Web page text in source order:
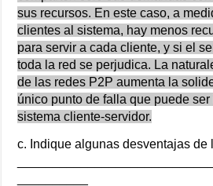
sus recursos. En este caso, a
clientes al sistema, hay menos
para servir a cada cliente, y si el
toda la red se perjudica. La
de las redes P2P aumenta la
único punto de falla que puede
sistema cliente-servidor.
c. Indique algunas desventajas de